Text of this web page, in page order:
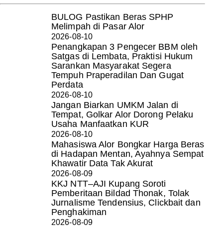
BULOG Pastikan Beras SPHP
Melimpah di Pasar Alor
2026-08-10
Penangkapan 3 Pengecer BBM oleh
Satgas di Lembata, Praktisi Hukum
Sarankan Masyarakat Segera
Tempuh Praperadilan Dan Gugat
Perdata
2026-08-10
Jangan Biarkan UMKM Jalan di
Tempat, Golkar Alor Dorong Pelaku
Usaha Manfaatkan KUR
2026-08-10
Mahasiswa Alor Bongkar Harga Beras
di Hadapan Mentan, Ayahnya Sempat
Khawatir Data Tak Akurat
2026-08-09
KKJ NTT–AJI Kupang Soroti
Pemberitaan Bildad Thonak, Tolak
Jurnalisme Tendensius, Clickbait dan
Penghakiman
2026-08-09